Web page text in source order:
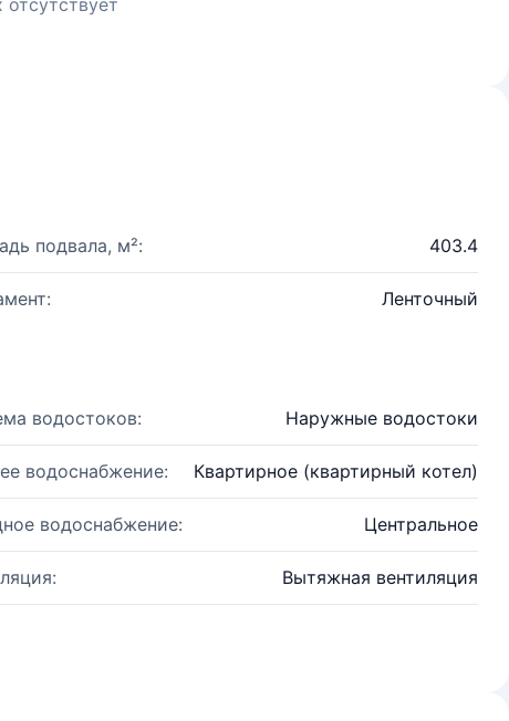
подвала, м²: 403.4
Ленточный
водостоков: Наружные водостоки
водоснабжение: Квартирное (квартирный котел)
водоснабжение: Центральное
Вытяжная вентиляция